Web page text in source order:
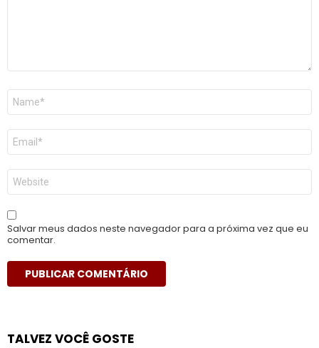
Nome
E-
mail
*
Site
Salvar meus dados neste navegador para a próxima vez que eu
comentar.
TALVEZ VOCÊ GOSTE